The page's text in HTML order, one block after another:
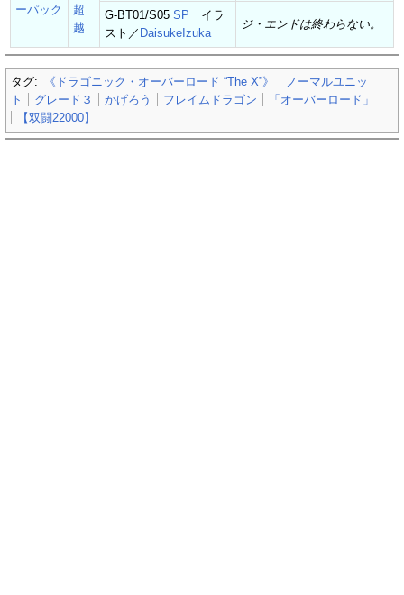
ーパック
超
越
G-BT01/S05 SP イラ
スト／ DaisukeIzuka
ジ・エンドは終わらない。
タグ: 《ドラゴニック・オーバーロード “The X”》
ノーマルユニッ
ト
グレード３ かげろう フレイムドラゴン
「オーバーロード」
【双闘22000】